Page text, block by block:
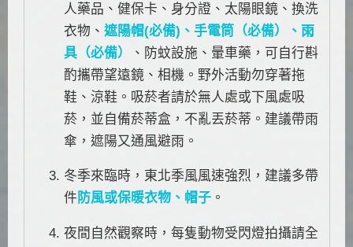
人藥品、健保卡、身分證、太陽眼鏡、換洗
衣物、 遮陽帽(必備)、手電筒（必備）、雨
具（必備）
、防蚊設施、暈車藥，可自行斟
酌攜帶望遠鏡、相機。野外活動勿穿著拖
鞋、涼鞋。吸菸者請於無人處或下風處吸
菸，並自備菸蒂盒，不亂丟菸蒂。建議帶雨
傘，遮陽又通風避雨。
冬季來臨時，東北季風風速強烈，建議多帶
件 防風或保暖衣物、帽子 。
夜間自然觀察時，每隻動物受閃燈拍攝請全